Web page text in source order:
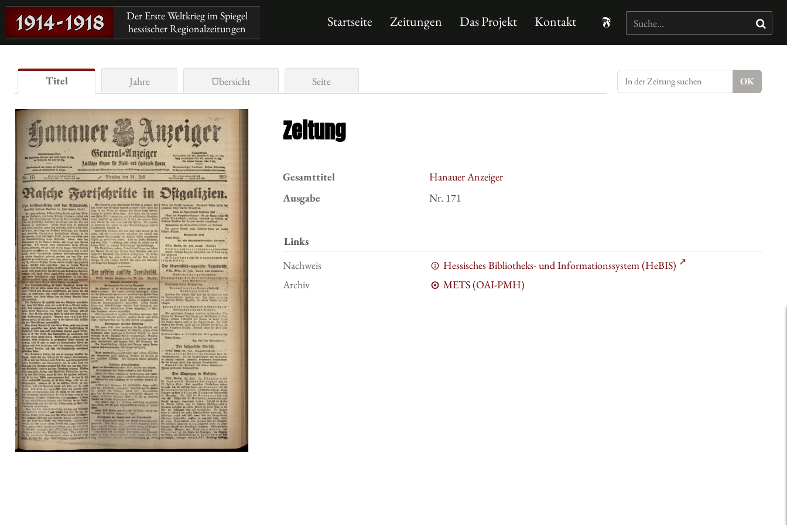
Der Erste Weltkrieg im Spiegel
hessischer Regionalzeitungen
Startseite Zeitungen Das Projekt Kontakt
Titel Jahre Übersicht Seite
Zeitung
Gesamttitel
Hanauer Anzeiger
Ausgabe
Nr. 171
Links
Nachweis
Hessisches Bibliotheks- und Informationssystem (HeBIS)
Archiv
METS (OAI-PMH)